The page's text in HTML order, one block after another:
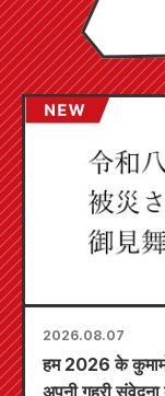
2026.08.07
हम 2026 के
अपनी गहरी